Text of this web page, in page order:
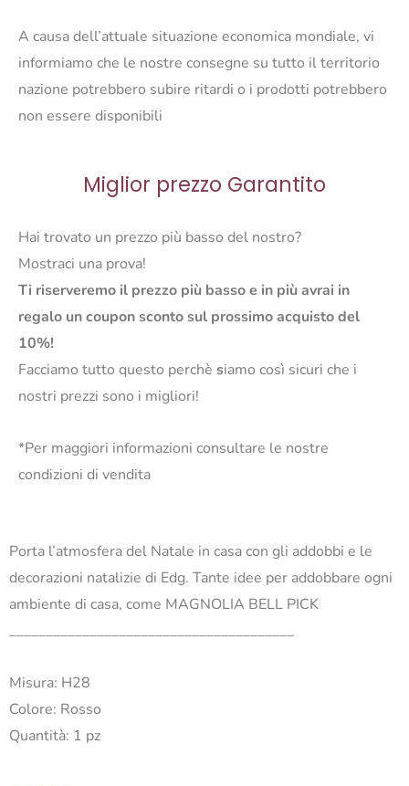
A causa dell’attuale situazione economica mondiale, vi
informiamo che le nostre consegne su tutto il territorio
nazione potrebbero subire ritardi o i prodotti potrebbero
non essere disponibili
Miglior prezzo Garantito
Hai trovato un prezzo più basso del nostro?
Mostraci una prova!
Ti riserveremo il prezzo più basso e in più avrai in
regalo un coupon sconto sul prossimo acquisto del
10%!
Facciamo tutto questo perchè siamo così sicuri che i
nostri prezzi sono i migliori!
*Per maggiori informazioni consultare le nostre
condizioni di vendita
Porta l’atmosfera del Natale in casa con gli addobbi e le
decorazioni natalizie di Edg. Tante idee per addobbare ogni
ambiente di casa, come MAGNOLIA BELL PICK
_______________________________________
Misura: H28
Colore: Rosso
Quantità: 1 pz